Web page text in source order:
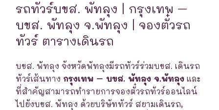
รถทัวร์บขส. พัทลุง | กรุงเทพ –
บขส. พัทลุง จ.พัทลุง | จองตั๋วรถ
ทัวร์ ตารางเดินรถ
บขส. พัทลุง จังหวัดพัทลุงมีรถทัวร์ร่วมบขส. เดินรถ
ทัวร์เส้นทาง กรุงเทพ – บขส. พัทลุง จ.พัทลุง และ
ที่สำคัญสามารถทำรายการจองตั๋วรถทัวร์ออนไลน์
ไปยังบขส. พัทลุง ด้วยบริษัททัวร์ สยามเดินรถ,